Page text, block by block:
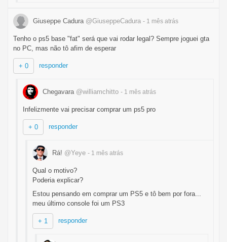
Giuseppe Cadura @GiuseppeCadura - 1 mês atrás
Tenho o ps5 base "fat" será que vai rodar legal? Sempre joguei gta
no PC, mas não tô afim de esperar
+ 0 responder
Chegavara @williamchitto - 1 mês atrás
Infelizmente vai precisar comprar um ps5 pro
+ 0 responder
Rá! @Yeye - 1 mês atrás
Qual o motivo?
Poderia explicar?
Estou pensando em comprar um PS5 e tô bem por fora...
meu último console foi um PS3
+ 1 responder